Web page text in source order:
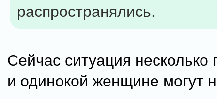
распространялись.
Сейчас ситуация несколько
и одинокой женщине могут